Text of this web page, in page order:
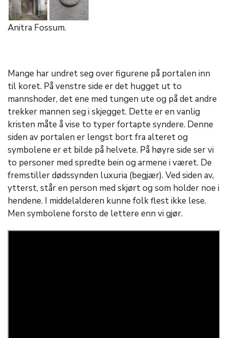
Anitra Fossum.
Mange har undret seg over figurene på portalen inn
til koret. På venstre side er det hugget ut to
mannshoder, det ene med tungen ute og på det andre
trekker mannen seg i skjegget. Dette er en vanlig
kristen måte å vise to typer fortapte syndere. Denne
siden av portalen er lengst bort fra alteret og
symbolene er et bilde på helvete. På høyre side ser vi
to personer med spredte bein og armene i været. De
fremstiller dødssynden luxuria (begjær). Ved siden av,
ytterst, står en person med skjørt og som holder noe i
hendene. I middelalderen kunne folk flest ikke lese.
Men symbolene forsto de lettere enn vi gjør.